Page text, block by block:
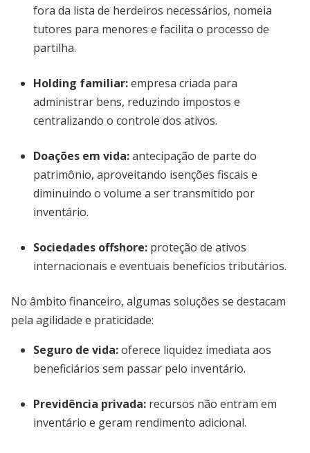
fora da lista de herdeiros necessários, nomeia
tutores para menores e facilita o processo de
partilha.
Holding familiar:empresa criada para
administrar bens, reduzindo impostos e
centralizando o controle dos ativos.
Doações em vida:antecipação de parte do
patrimônio, aproveitando isenções fiscais e
diminuindo o volume a ser transmitido por
inventário.
Sociedades offshore: proteção de ativos
internacionais e eventuais benefícios tributários.
No âmbito financeiro, algumas soluções se destacam
pela agilidade e praticidade:
Seguro de vida:oferece liquidez imediata aos
beneficiários sem passar pelo inventário.
Previdência privada: recursos não entram em
inventário e geram rendimento adicional.